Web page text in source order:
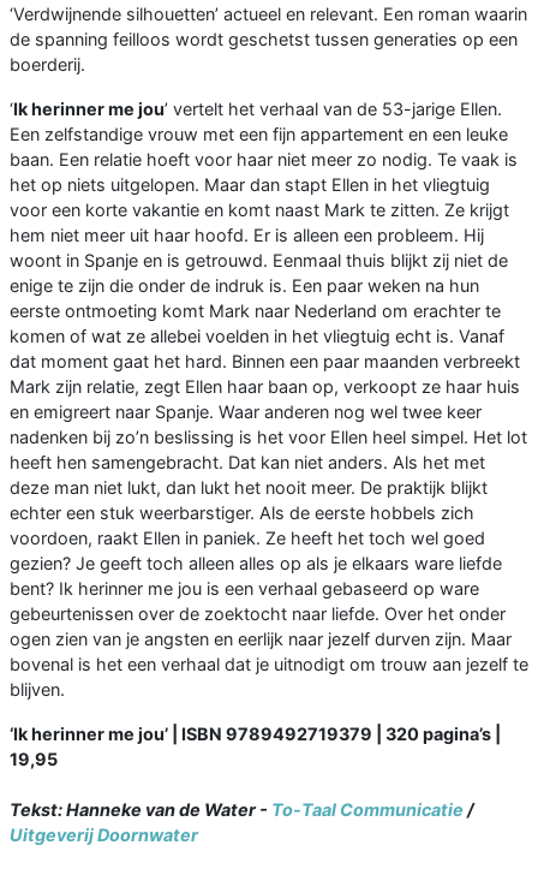
‘Verdwijnende silhouetten’ actueel en relevant. Een roman waarin
de spanning feilloos wordt geschetst tussen generaties op een
boerderij.
‘Ik herinner me jou’ vertelt het verhaal van de 53-jarige Ellen.
Een zelfstandige vrouw met een fijn appartement en een leuke
baan. Een relatie hoeft voor haar niet meer zo nodig. Te vaak is
het op niets uitgelopen. Maar dan stapt Ellen in het vliegtuig
voor een korte vakantie en komt naast Mark te zitten. Ze krijgt
hem niet meer uit haar hoofd. Er is alleen een probleem. Hij
woont in Spanje en is getrouwd. Eenmaal thuis blijkt zij niet de
enige te zijn die onder de indruk is. Een paar weken na hun
eerste ontmoeting komt Mark naar Nederland om erachter te
komen of wat ze allebei voelden in het vliegtuig echt is. Vanaf
dat moment gaat het hard. Binnen een paar maanden verbreekt
Mark zijn relatie, zegt Ellen haar baan op, verkoopt ze haar huis
en emigreert naar Spanje. Waar anderen nog wel twee keer
nadenken bij zo’n beslissing is het voor Ellen heel simpel. Het lot
heeft hen samengebracht. Dat kan niet anders. Als het met
deze man niet lukt, dan lukt het nooit meer. De praktijk blijkt
echter een stuk weerbarstiger. Als de eerste hobbels zich
voordoen, raakt Ellen in paniek. Ze heeft het toch wel goed
gezien? Je geeft toch alleen alles op als je elkaars ware liefde
bent? Ik herinner me jou is een verhaal gebaseerd op ware
gebeurtenissen over de zoektocht naar liefde. Over het onder
ogen zien van je angsten en eerlijk naar jezelf durven zijn. Maar
bovenal is het een verhaal dat je uitnodigt om trouw aan jezelf te
blijven.
‘Ik herinner me jou’ | ISBN 9789492719379 | 320 pagina’s |
19,95
Tekst: Hanneke van de Water - To-Taal Communicatie /
Uitgeverij Doornwater